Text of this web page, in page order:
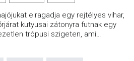
elragadja egy rejtélyes vihar,
kutyusai zátonyra futnak egy
trópusi szigeten, ami…